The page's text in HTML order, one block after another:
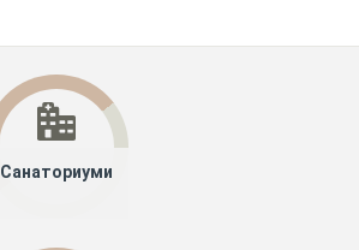
Санаториуми